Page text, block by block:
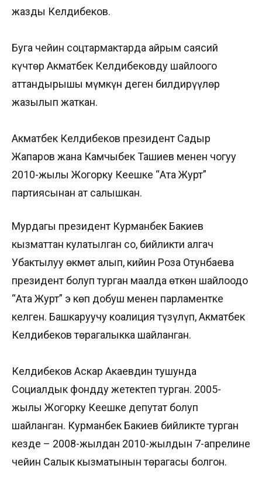
жазды Келдибеков.
Буга чейин соцтармактарда айрым саясий
күчтөр Акматбек Келдибековду шайлоого
аттандырышы мүмкүн деген билдирүүлөр
жазылып жаткан.
Акматбек Келдибеков президент Садыр
Жапаров жана Камчыбек Ташиев менен чогуу
2010-жылы Жогорку Кеңешке “Ата Журт”
партиясынан ат салышкан.
Мурдагы президент Курманбек Бакиев
кызматтан кулатылган соң, бийликти алгач
Убактылуу өкмөт алып, кийин Роза Отунбаева
президент болуп турган маалда өткөн шайлоодо
“Ата Журт” эң көп добуш менен парламентке
келген. Башкаруучу коалиция түзүлүп, Акматбек
Келдибеков төрагалыкка шайланган.
Келдибеков Аскар Акаевдин тушунда
Социалдык фондду жетектеп турган. 2005-
жылы Жогорку Кеңешке депутат болуп
шайланган. Курманбек Бакиев бийликте турган
кезде – 2008-жылдан 2010-жылдын 7-апрелине
чейин Салык кызматынын төрагасы болгон.